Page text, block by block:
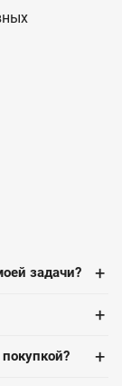
задачи? +
+
+